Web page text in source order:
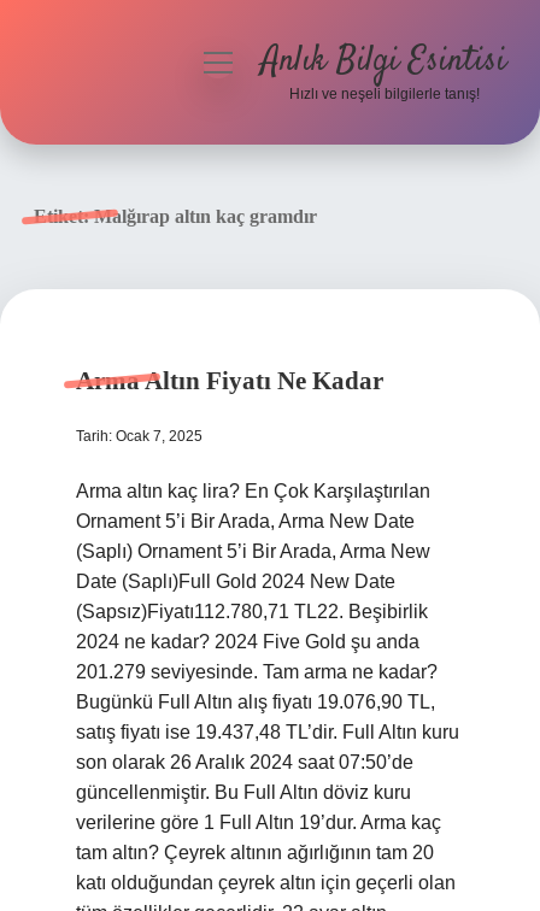
menüyüAnlık Bilgi Esintisi
Hızlı ve neşeli bilgilerle tanış!
Etiket:Malğırap altın kaç gramdır
Arma Altın Fiyatı Ne Kadar
Tarih: Ocak 7, 2025
Arma altın kaç lira? En Çok Karşılaştırılan
Ornament 5’i Bir Arada, Arma New Date
(Saplı) Ornament 5’i Bir Arada, Arma New
Date (Saplı)Full Gold 2024 New Date
(Sapsız)Fiyatı112.780,71 TL22. Beşibirlik
2024 ne kadar? 2024 Five Gold şu anda
201.279 seviyesinde. Tam arma ne kadar?
Bugünkü Full Altın alış fiyatı 19.076,90 TL,
satış fiyatı ise 19.437,48 TL’dir. Full Altın kuru
son olarak 26 Aralık 2024 saat 07:50’de
güncellenmiştir. Bu Full Altın döviz kuru
verilerine göre 1 Full Altın 19’dur. Arma kaç
tam altın? Çeyrek altının ağırlığının tam 20
katı olduğundan çeyrek altın için geçerli olan